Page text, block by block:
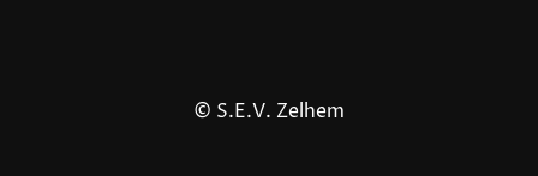
© S.E.V. Zelhem